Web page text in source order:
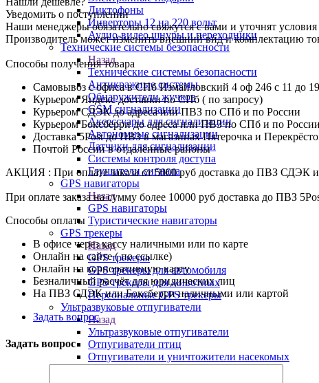
Диктофоны
Инверторы 12 на 220 вольт
Аудио-видео шнуры и переходники
Технические системы безопасности
Назад
Технические системы безопасности
Антикражные системы
Обнаружители жучков
GSM сигнализации
Аксессуары для сигнализации
Автономные сигнализации
Датчики для сигнализации
Системы контроля доступа
Глушители сигнала
GPS навигаторы
Назад
GPS навигаторы
Туристические навигаторы
GPS трекеры
Назад
GPS трекеры
GPS трекеры для автомобиля
GPS трекеры для животных
Персональные GPS трекеры
Ультразвуковые отпугиватели
Назад
Ультразвуковые отпугиватели
Отпугиватели птиц
Отпугиватели и уничтожители насекомых
Отпугиватели собак
Уведомить о поступлении
Наши менеджеры обязательно свяжутся с вами и уточнят условия
Производитель может изменить внешний вид и комплектацию
Способы получения товара
Самовывоз с офиса в СПб Измайловский 4 оф 246 с 11 до
Курьером Яндекс доставки по СПб ( по запросу)
Курьером СДЭК до адреса или ПВЗ по СПб и по России
Курьером Боксберри до адреса или ПВЗ по СПб и по России
Доставка 5Post до ПВЗ в магазинах Пятерочка и
Почтой России в отдалённые районы
АКЦИЯ : При оплате заказа от 5000 руб доставка до ПВЗ СДЭК
При оплате заказа на сумму более 10000 руб доставка до ПВЗ
Способы оплаты
В офисе через кассу наличными или по карте
Онлайн на сайте ( по ссылке)
Онлайн на корпоративную карту
Безналичный расчёт для юридических лиц
На ПВЗ СДЭК или Боксберри наличными или картой
Задать вопрос
Задать вопрос